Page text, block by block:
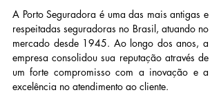
A Porto Seguradora é uma das mais antigas e
respeitadas seguradoras no Brasil, atuando no
mercado desde 1945. Ao longo dos anos, a
empresa consolidou sua reputação através de
um forte compromisso com a inovação e a
excelência no atendimento ao cliente.